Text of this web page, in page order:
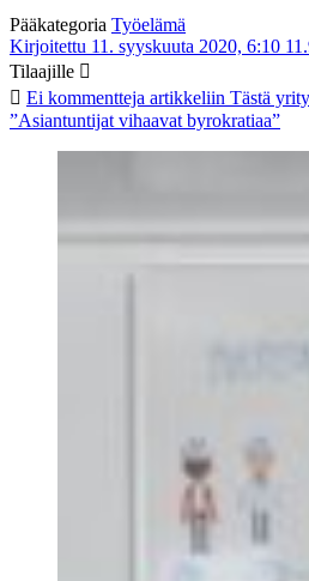
Pääkategoria Työelämä
Kirjoitettu 11. syyskuuta 2020, 6:10
Tilaajille
Ei kommentteja artikkeliin Tästä
”Asiantuntijat vihaavat byrokratiaa”